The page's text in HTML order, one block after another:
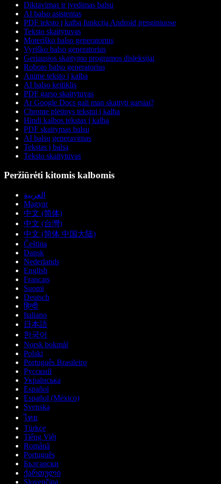
Diktavimas ir įvedimas balsu
AI balso asistentas
PDF teksto į kalbą funkcija Android įrenginiuose
Teksto skaitytuvas
Moteriško balso generatorius
Vyriško balso generatorius
Geriausios skaitymo programos disleksijai
Roboto balso generatorius
Anime teksto į kalbą
AI balso keitiklis
PDF garso skaitytuvas
Ar Google Docs gali man skaityti garsiai?
Chrome plėtinys tekstui į kalbą
Hindi kalbos tekstas į kalbą
PDF skaitymas balsu
AI balsų generavimas
Tekstas į balsą
Teksto skaitytuvas
Peržiūrėti kitomis kalbomis
العربية
Magyar
中文 (简体)
中文 (台灣)
中文 (简体 中国大陆)
Čeština
Dansk
Nederlands
English
Français
Suomi
Deutsch
हिन्दी
Italiano
日本語
한국어
Norsk bokmål
Polski
Português Brasileiro
Русский
Українська
Español
Español (México)
Svenska
ไทย
Türkçe
Tiếng Việt
Română
Português
Български
ქართული
Slovenčina